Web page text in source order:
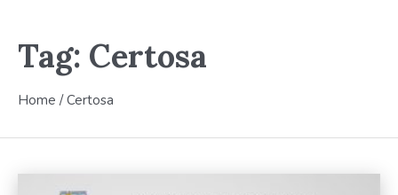
Tag: Certosa
Home /Certosa